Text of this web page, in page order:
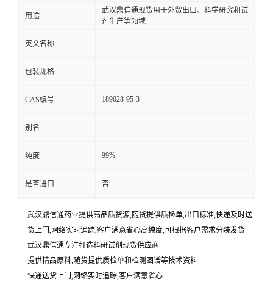
用途
武汉鼎信通现货用于外贸出口、科学研究和试
剂生产等领域
英文名称
包装规格
CAS编号 189028-95-3
别名
纯度 99%
是否进口 否
武汉鼎信通药业提供高品质货源,随货提供质检单,出口标准,快递及时送
货上门,网络实时追踪,客户满意省心高纯度,可根据客户需求分装发货
武汉鼎信通专注打造科研试剂现货供应商
提供精品原料,随货提供质检单和检测图谱等技术资料
快递送货上门,网络实时追踪,客户满意省心